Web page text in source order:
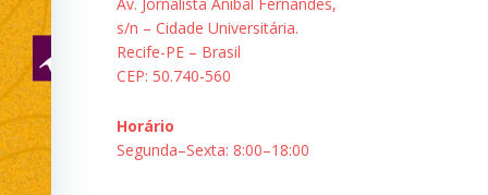
s/n – Cidade Universitária.
Recife-PE – Brasil
CEP: 50.740-560
Horário
Segunda–Sexta: 8:00–18:00